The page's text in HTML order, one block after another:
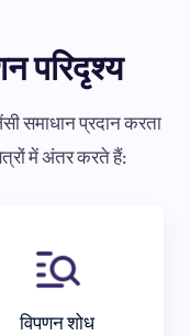
परिदृश्य
समाधान प्रदान करता
में अंतर करते हैं:
विपणन शोध